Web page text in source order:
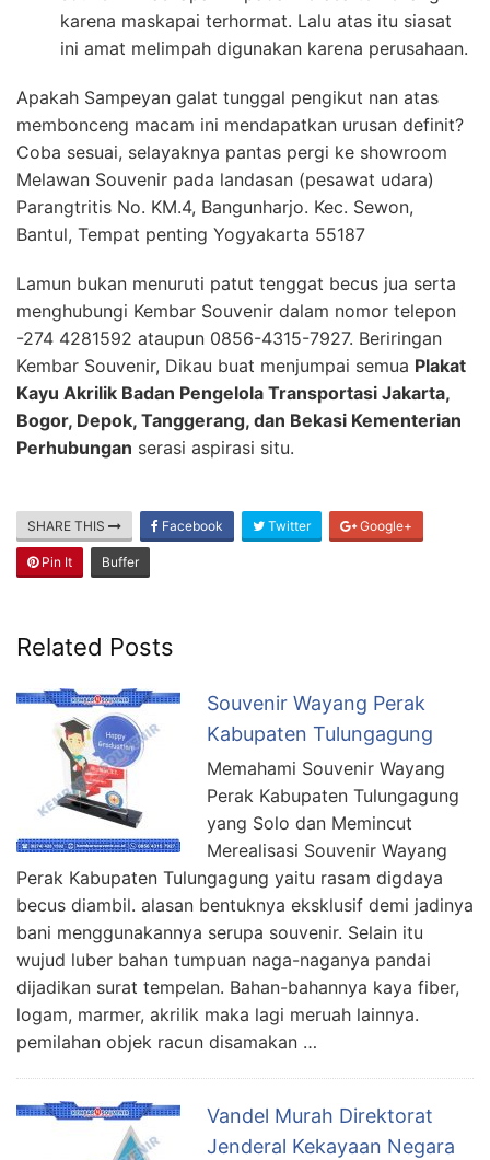
karena maskapai terhormat. Lalu atas itu siasat
ini amat melimpah digunakan karena perusahaan.
Apakah Sampeyan galat tunggal pengikut nan atas
membonceng macam ini mendapatkan urusan definit?
Coba sesuai, selayaknya pantas pergi ke showroom
Melawan Souvenir pada landasan (pesawat udara)
Parangtritis No. KM.4, Bangunharjo. Kec. Sewon,
Bantul, Tempat penting Yogyakarta 55187
Lamun bukan menuruti patut tenggat becus jua serta
menghubungi Kembar Souvenir dalam nomor telepon
-274 4281592 ataupun 0856-4315-7927. Beriringan
Kembar Souvenir, Dikau buat menjumpai semua Plakat
Kayu Akrilik Badan Pengelola Transportasi Jakarta,
Bogor, Depok, Tanggerang, dan Bekasi Kementerian
Perhubungan serasi aspirasi situ.
SHARE THIS Facebook Twitter Google+
Pin It Buffer
Related Posts
Souvenir Wayang Perak
Kabupaten Tulungagung
Memahami Souvenir Wayang
Perak Kabupaten Tulungagung
yang Solo dan Memincut
Merealisasi Souvenir Wayang
Perak Kabupaten Tulungagung yaitu rasam digdaya
becus diambil. alasan bentuknya eksklusif demi jadinya
bani menggunakannya serupa souvenir. Selain itu
wujud luber bahan tumpuan naga-naganya pandai
dijadikan surat tempelan. Bahan-bahannya kaya fiber,
logam, marmer, akrilik maka lagi meruah lainnya.
pemilahan objek racun disamakan …
Vandel Murah Direktorat
Jenderal Kekayaan Negara